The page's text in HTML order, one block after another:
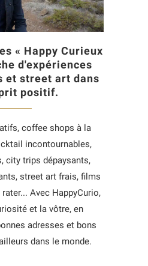
« Happy Curieux
d'expériences
et street art dans
positif.
coffee shops à la
incontournables,
city trips dépaysants,
street art frais, films
Avec HappyCurio,
et la vôtre, en
adresses et bons
dans le monde.